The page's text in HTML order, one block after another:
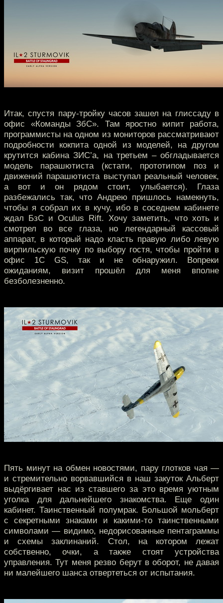
Итак, спустя пару-тройку часов зашел на глиссаду в
офис «Команды ЗбС». Там яростно кипит работа,
программисты на одном из мониторов рассматривают
подробности кокпита одной из моделей, на другом
крутится кабина ЗИС’а, на третьем – обгладывается
модель парашютиста (кстати, прототипом поз и
движений парашютиста выступал реальный человек,
а вот и он рядом стоит, улыбается). Глаза
разбежались так, что Андрею пришлось намекнуть,
чтобы я собрал их в кучу, ибо в соседнем кабинете
ждал БзС и Oculus Rift. Хочу заметить, что хоть и
смотрел во все глаза, но легендарный кассовый
аппарат, в который надо класть правую либо левую
вирпильскую почку по выбору гостя, чтобы пройти в
офис 1C GS, так и не обнаружил. Вопреки
ожиданиям, визит прошёл для меня вполне
безболезненно.
Пять минут на обмен новостями, пару глотков чая —
и стремительно ворвавшийся в наш закуток Альберт
выдёргивает нас из ставшего за это время уютным
уголка для дальнейшего знакомства. Еще один
кабинет. Таинственный полумрак. Большой мольберт
с секретными знаками и какими-то таинственными
символами — видимо, недорисованные пентаграммы
и схемы заклинаний. Стол, на котором лежат
собственно, очки, а также стоят устройства
управления. Тут меня резво берут в оборот, не давая
ни малейшего шанса отвертеться от испытания.